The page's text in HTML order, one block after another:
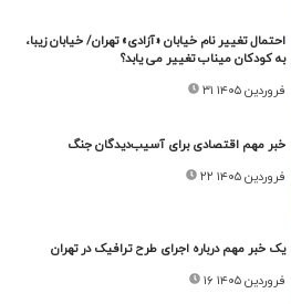
احتمال تغییر نام خیابان «آزادی» تهران/ خیابان زیبا،
به کودکان میناب تغییر می یابد؟
۳۱ فروردین ۱۴۰۵
خبر مهم اقتصادی برای آسیب‌دیدگان جنگ
۲۲ فروردین ۱۴۰۵
یک خبر مهم درباره اجرای طرح ترافیک در تهران
۱۶ فروردین ۱۴۰۵